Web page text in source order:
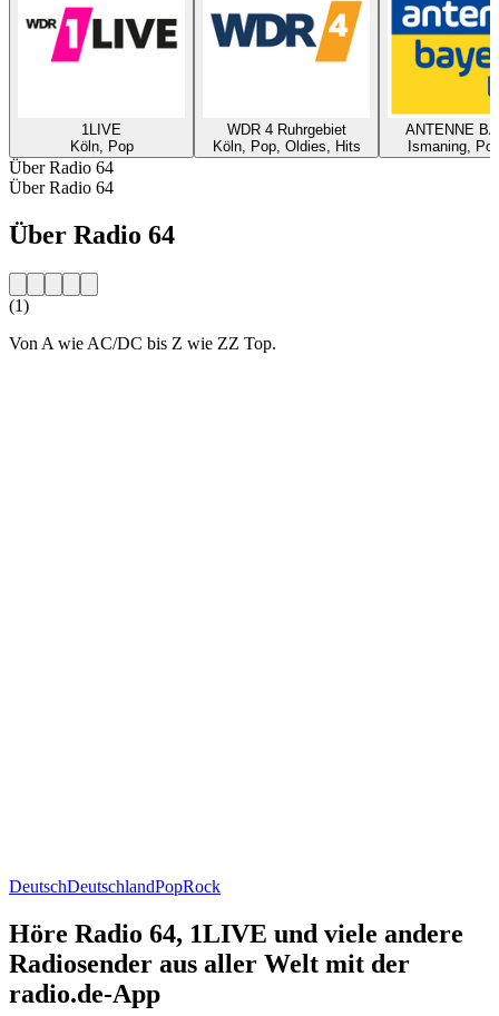
1LIVE
Köln, Pop
WDR 4 Ruhrgebiet
Köln, Pop, Oldies, Hits
ANTENNE
Ismaning,
Über Radio 64
Über Radio 64
Über Radio 64
(1)
Von A wie AC/DC bis Z wie ZZ Top.
DeutschDeutschlandPopRock
Höre Radio 64, 1LIVE und viele andere
Radiosender aus aller Welt mit der
radio.de-App